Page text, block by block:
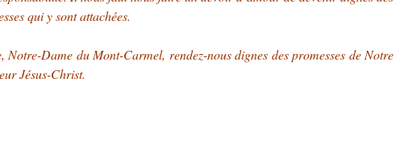
qui y sont attachées.
Notre-Dame du Mont-Carmel, rendez-nous dignes des promesses de Notre
Jésus-Christ.